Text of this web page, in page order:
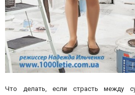
Что делать, если страсть между